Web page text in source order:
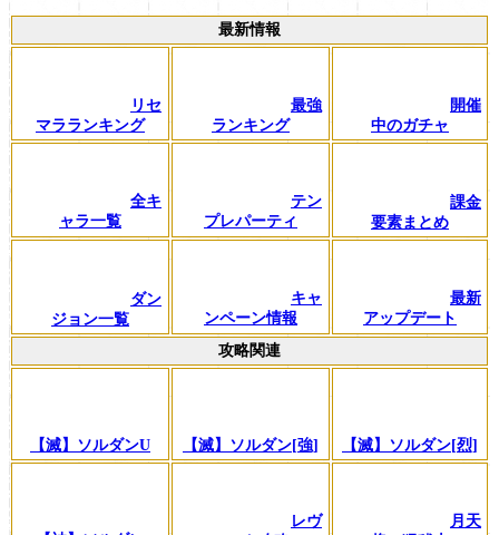
最新情報
リセ
マラランキング
最強
ランキング
開催
中のガチャ
全キ
ャラ一覧
テン
プレパーティ
課金
要素まとめ
ダン
ジョン一覧
キャ
ンペーン情報
最新
アップデート
攻略関連
【滅】ソルダンU 【滅】ソルダン[強] 【滅】ソルダン[烈]
レヴ
月天